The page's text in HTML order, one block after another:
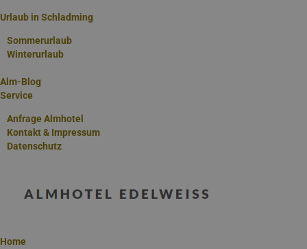
Urlaub in Schladming
Sommerurlaub
Winterurlaub
Alm-Blog
Service
Anfrage Almhotel
Kontakt & Impressum
Datenschutz
Home
Ein Sommer- und